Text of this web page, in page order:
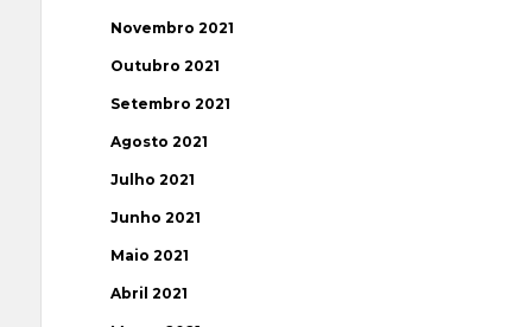
Novembro 2021
Outubro 2021
Setembro 2021
Agosto 2021
Julho 2021
Junho 2021
Maio 2021
Abril 2021